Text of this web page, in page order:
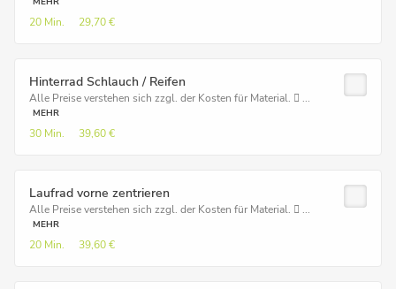
20 Min. 29,70 €
Hinterrad Schlauch / Reifen
Alle Preise verstehen sich zzgl. der Kosten für Material.  ...
MEHR
30 Min. 39,60 €
Laufrad vorne zentrieren
Alle Preise verstehen sich zzgl. der Kosten für Material.  ...
MEHR
20 Min. 39,60 €